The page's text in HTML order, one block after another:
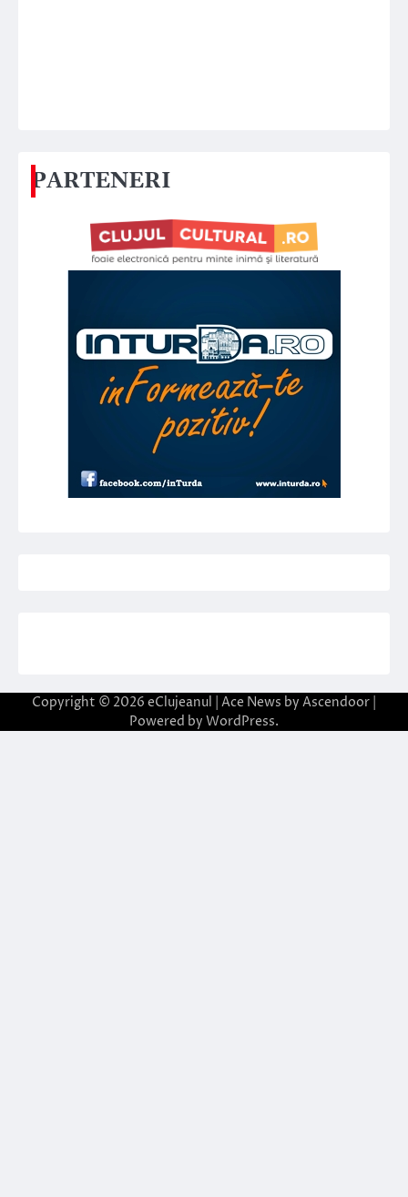
PARTENERI
Copyright © 2026 eClujeanul | Ace News by Ascendoor
Powered by WordPress.